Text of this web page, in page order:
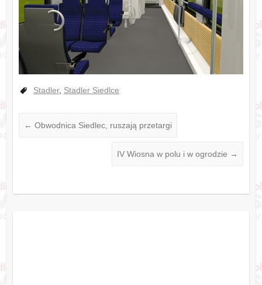
Stadler, Stadler Siedlce
← Obwodnica Siedlec, ruszają przetargi
IV Wiosna w polu i w ogrodzie →